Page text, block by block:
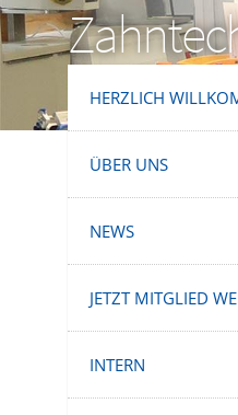
HERZLICH
ÜBER UNS
NEWS
JETZT MITGLIED
INTERN